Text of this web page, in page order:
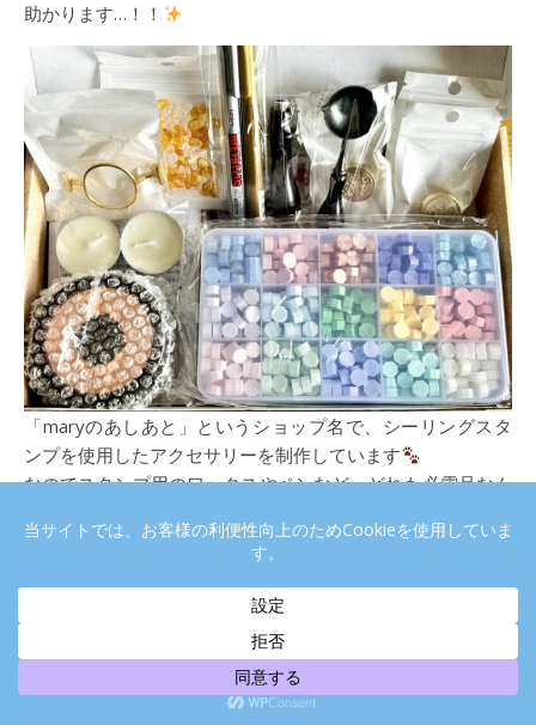
助かります…！！
「maryのあしあと」というショップ名で、シーリングスタ
ンプを使用したアクセサリーを制作しています
なのでスタンプ用のワックスやペンなど、どれも必需品なん
これからの制作活動が捗ります～